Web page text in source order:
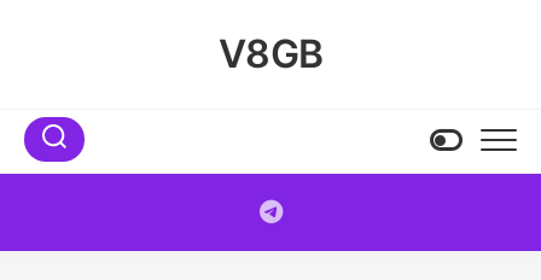
V8GB